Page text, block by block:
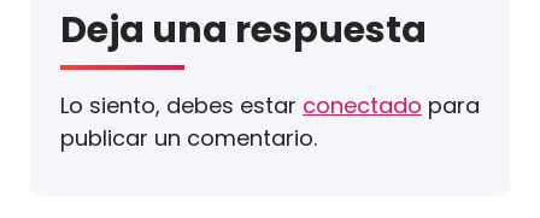
Deja una respuesta
Lo siento, debes estar conectado para
publicar un comentario.